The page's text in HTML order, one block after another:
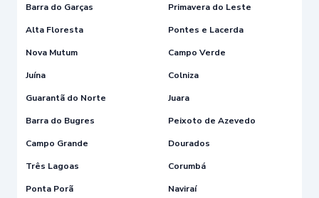
Barra do Garças
Primavera do Leste
Alta Floresta
Pontes e Lacerda
Nova Mutum
Campo Verde
Juína
Colniza
Guarantã do Norte
Juara
Barra do Bugres
Peixoto de Azevedo
Campo Grande
Dourados
Três Lagoas
Corumbá
Ponta Porã
Naviraí